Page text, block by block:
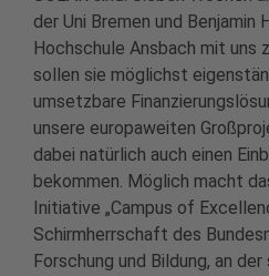
der Uni Bremen und Benjamin
Hochschule Ansbach mit uns
sollen sie möglichst
umsetzbare
unsere europaweiten
dabei natürlich auch einen
bekommen. Möglich macht
Initiative „Campus of
Schirmherrschaft des
Forschung und Bildung, an der